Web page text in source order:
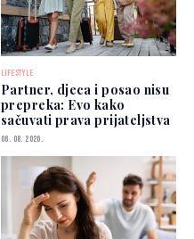
LIFESTYLE
Partner, djeca i posao nisu
prepreka: Evo kako
sačuvati prava prijateljstva
06. 08. 2026.